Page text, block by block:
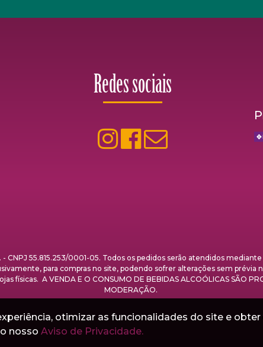
Redes sociais
- CNPJ 55.815.253/0001-05. Todos os pedidos serão atendidos
para compras no site, podendo sofrer alterações sem prévia
físicas. A VENDA E O CONSUMO DE BEBIDAS ALCOÓLICAS SÃO
MODERAÇÃO.
otimizar as funcionalidades do site e
nosso Aviso de Privacidade.